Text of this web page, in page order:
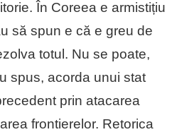
În Coreea e armistițiu
să spun e că e greu de
totul. Nu se poate,
spus, acorda unui stat
prin atacarea
frontierelor. Retorica